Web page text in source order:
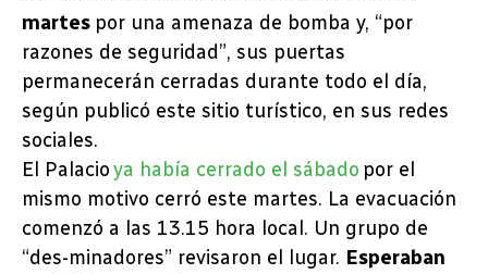
martes por una amenaza de bomba y, “por
razones de seguridad”, sus puertas
permanecerán cerradas durante todo el día,
según publicó este sitio turístico, en sus redes
sociales.
El Palacioya había cerrado el sábado por el
mismo motivo cerró este martes. La evacuación
comenzó a las 13.15 hora local. Un grupo de
“des-minadores” revisaron el lugar. Esperaban